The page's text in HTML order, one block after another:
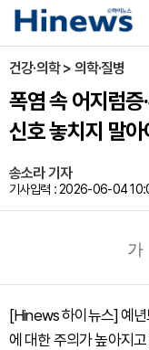
건강·의학 > 의학·질병
폭염 속 어지럼증
신호 놓치지 말아
송소라 기자
기사입력 : 2026-06-04
가
[Hinews 하이뉴스] 예
에 대한 주의가 높아지